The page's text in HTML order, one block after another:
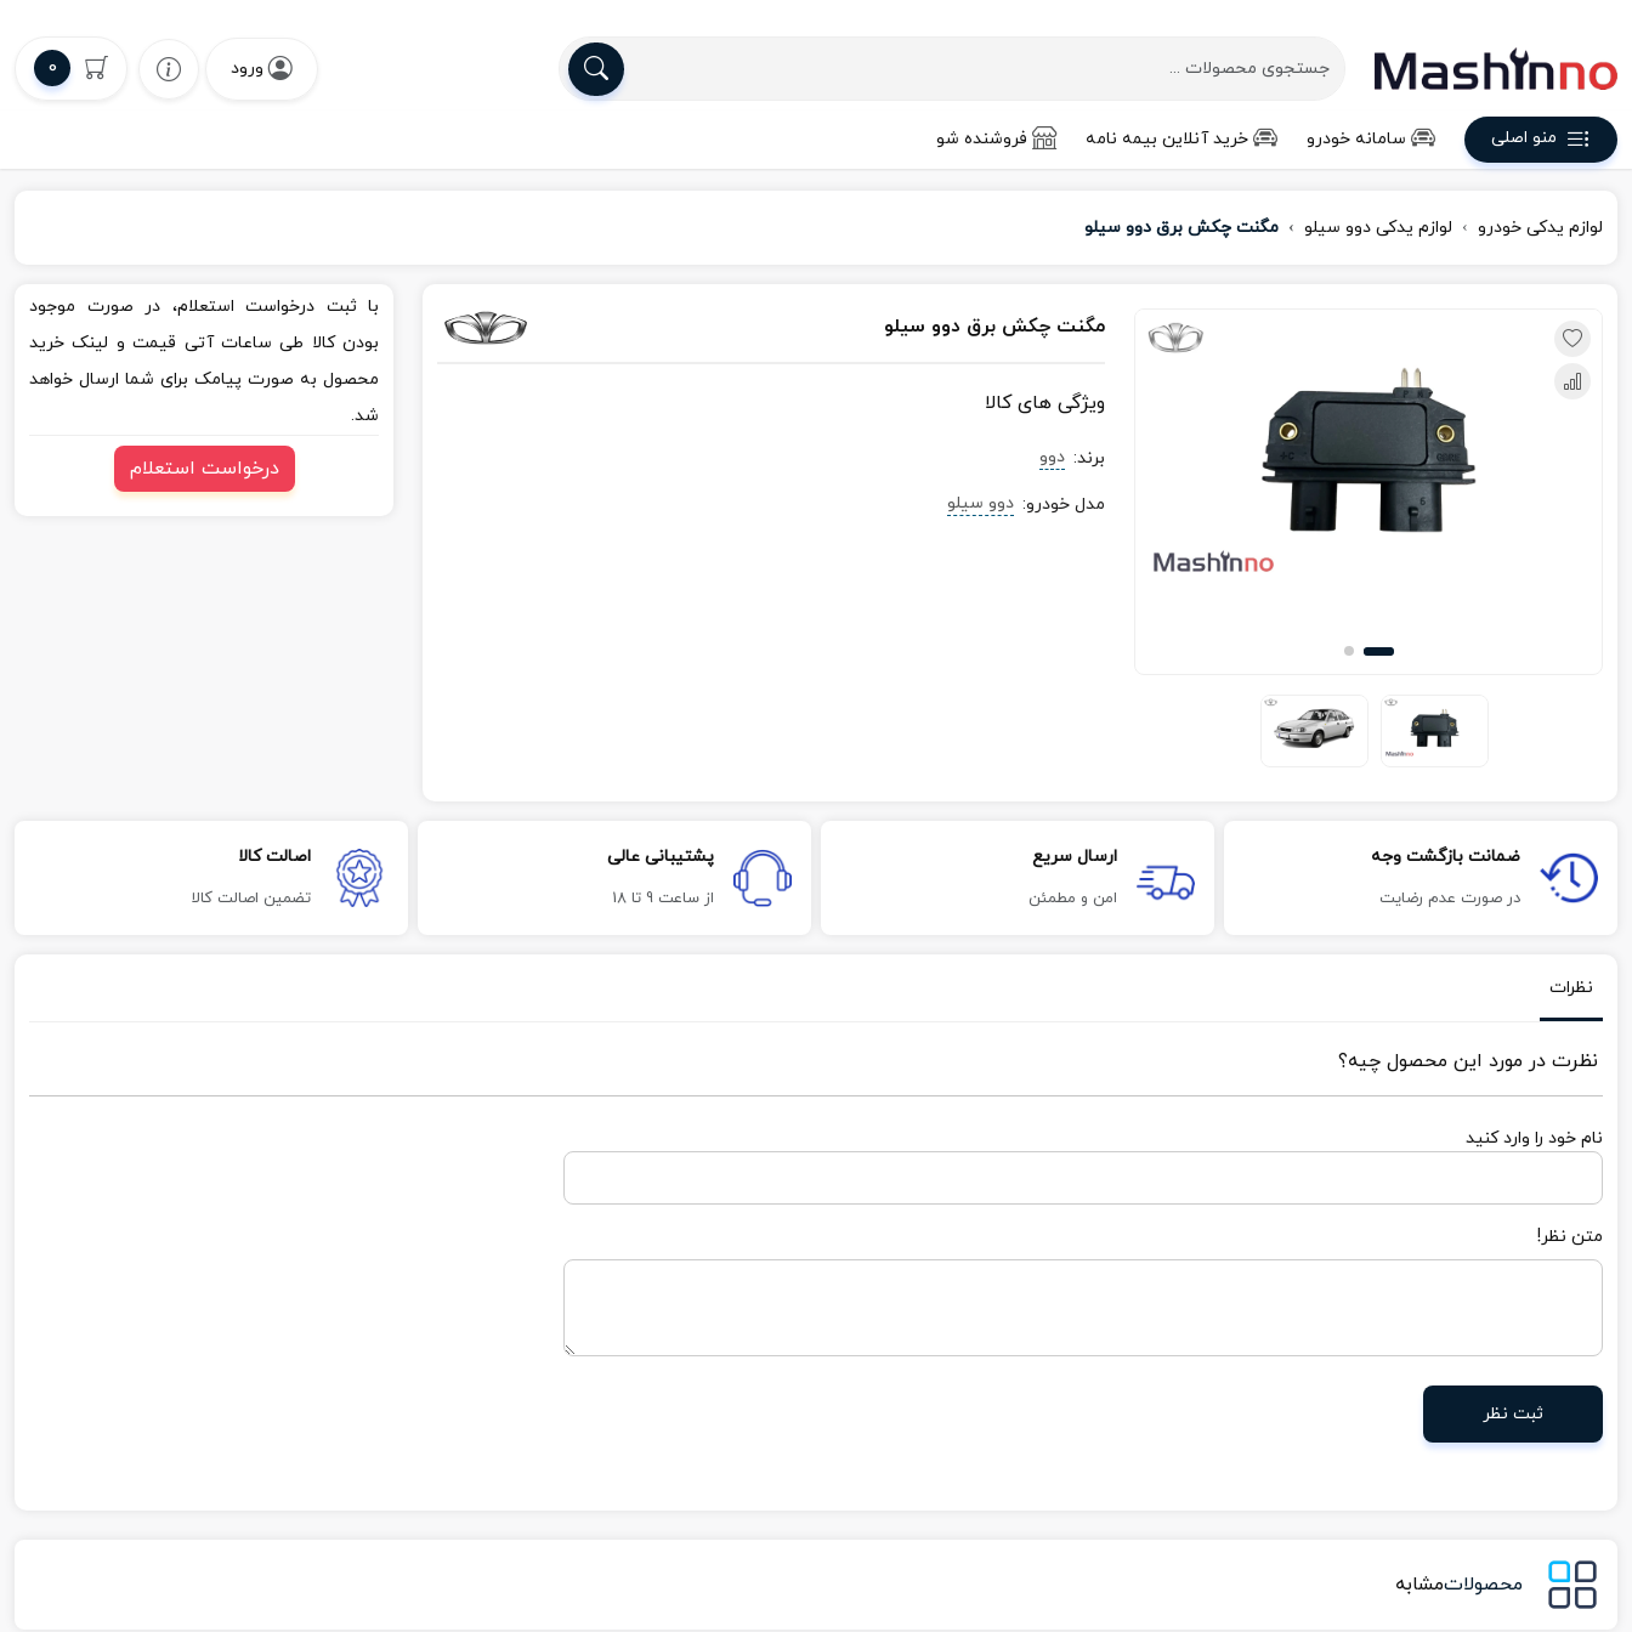
ورود 0
منو اصلی سامانه خودرو خرید آنلاین بیمه نامه فروشنده شو
لوازم یدکی خودرو لوازم یدکی دوو سیلو مگنت چکش برق دوو سیلو
مگنت چکش برق دوو سیلو
ویژگی های کالا
برند: دوو
مدل خودرو: دوو سیلو
با ثبت درخواست استعلام، در صورت موجود
بودن کالا طی ساعات آتی قیمت و لینک خرید
محصول به صورت پیامک برای شما ارسال خواهد
شد.
درخواست استعلام
ضمانت بازگشت وجه
در صورت عدم رضایت
ارسال سریع
امن و مطمئن
پشتیبانی عالی
از ساعت 9 تا 18
اصالت کالا
تضمین اصالت کالا
نظرات
نظرت در مورد این محصول چیه؟
نام خود را وارد کنید
متن نظر!
ثبت نظر
محصولاتمشابه